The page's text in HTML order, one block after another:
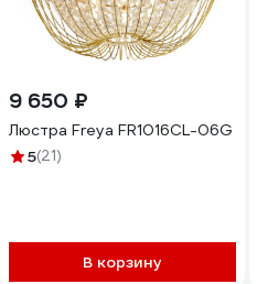
9 650 ₽
Люстра Freya FR1016CL-06G
5(21)
В корзину